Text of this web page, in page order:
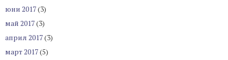
юни 2017(3)
май 2017(3)
април 2017(3)
март 2017(5)